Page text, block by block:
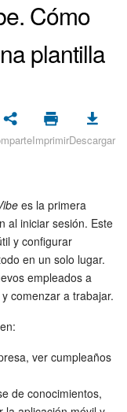
Cómo
plantilla
ImprimirDescargar
es la primera
al iniciar sesión. Este
y configurar
en un solo lugar.
empleados a
comenzar a trabajar.
ver cumpleaños
de conocimientos,